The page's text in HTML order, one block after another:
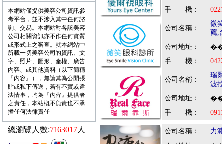
本網站僅提供美容公司資訊參
考平台，並不涉入其中任何諮
詢、交易。本網站對各該美容
公司相關資訊亦不作任何實質
或形式上之審查。就本網站中
所載一切美容公司的資訊、文
字、照片、圖形、產權、廣告
內容、或其他資料（以下簡稱
『內容』），無論其為公開張
貼或私下傳送，若有不實或違
法情事，均為『內容』提供者
之責任，本站概不負責也不承
擔任何法律責任
總瀏覽人數:7163017人
手 機：
公司名稱：
微
薦,
公司地址：
��
手 機：
公司名稱：
瑞
波
公司地址：
��
手 機：
公司名稱：
力